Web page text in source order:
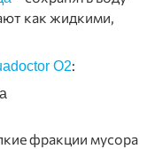
как жидкими,
O2:
фракции мусора